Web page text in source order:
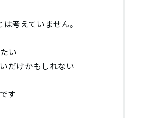
考えていません。
い
だけかもしれない
す